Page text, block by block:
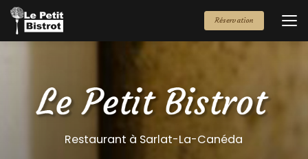
Aller
au
contenu
principal
Réservation
Restaurant à Sarlat-La-Canéda